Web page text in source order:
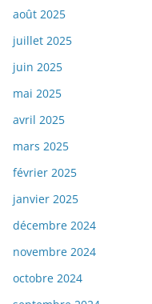
août 2025
juillet 2025
juin 2025
mai 2025
avril 2025
mars 2025
février 2025
janvier 2025
décembre 2024
novembre 2024
octobre 2024